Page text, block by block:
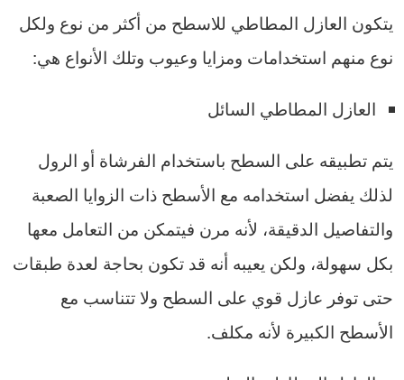
يتكون العازل المطاطي للاسطح من أكثر من نوع ولكل
نوع منهم استخدامات ومزايا وعيوب وتلك الأنواع هي:
العازل المطاطي السائل
يتم تطبيقه على السطح باستخدام الفرشاة أو الرول
لذلك يفضل استخدامه مع الأسطح ذات الزوايا الصعبة
والتفاصيل الدقيقة، لأنه مرن فيتمكن من التعامل معها
بكل سهولة، ولكن يعيبه أنه قد تكون بحاجة لعدة طبقات
حتى توفر عازل قوي على السطح ولا تتناسب مع
الأسطح الكبيرة لأنه مكلف.